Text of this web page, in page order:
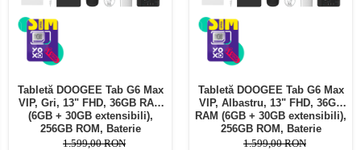
Telefoane mobile Lagenio
Telefoane mobile Samsung
Telefoane mobile iSEN
Telefoane mobile HUAWEI
Telefoane mobile iHunt
Telefoane mobile Xiaomi
Tabletă DOOGEE Tab G6 Max
VIP, Gri, 13" FHD, 36GB RAM
(6GB + 30GB extensibili),
256GB ROM, Baterie
10800mAh, Android, Wi-Fi
1.599,00 RON
Tabletă DOOGEE Tab G6 Max
VIP, Albastru, 13" FHD, 36GB
RAM (6GB + 30GB extensibili),
256GB ROM, Baterie
10800mAh, Android, Wi-Fi
1.599,00 RON